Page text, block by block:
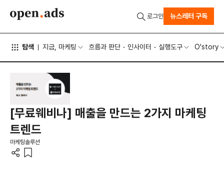
탐색 지금, 마케팅 흐름과 판단 인사이터 실행도구 O'story
로그인 뉴스레터 구독
[무료웨비나] 매출을 만드는 2가지 마케팅
트렌드
마케팅솔루션